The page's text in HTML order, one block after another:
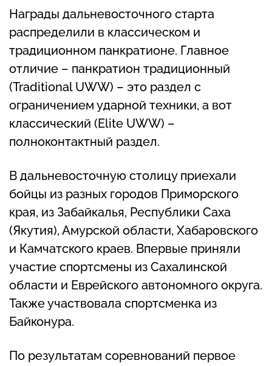
Награды дальневосточного старта
распределили в классическом и
традиционном панкратионе. Главное
отличие – панкратион традиционный
(Traditional UWW) – это раздел с
ограничением ударной техники, а вот
классический (Elite UWW) –
полноконтактный раздел.
В дальневосточную столицу приехали
бойцы из разных городов Приморского
края, из Забайкалья, Республики Саха
(Якутия), Амурской области, Хабаровского
и Камчатского краев. Впервые приняли
участие спортсмены из Сахалинской
области и Еврейского автономного округа.
Также участвовала спортсменка из
Байконура.
По результатам соревнований первое